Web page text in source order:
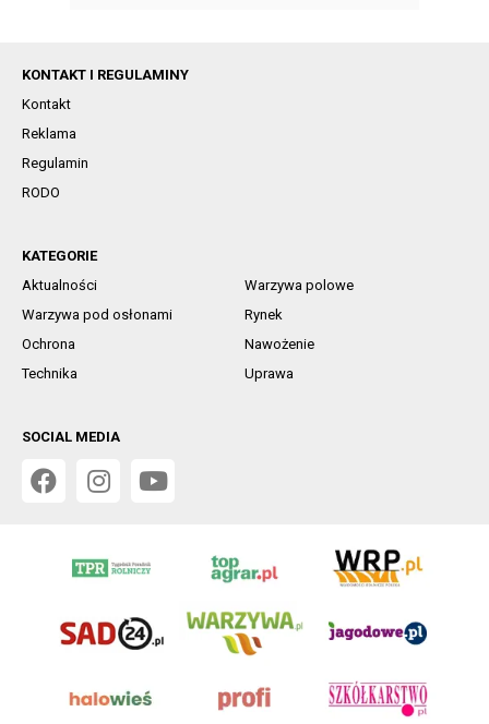
KONTAKT I REGULAMINY
Kontakt
Reklama
Regulamin
RODO
KATEGORIE
Aktualności
Warzywa polowe
Warzywa pod osłonami
Rynek
Ochrona
Nawożenie
Technika
Uprawa
SOCIAL MEDIA